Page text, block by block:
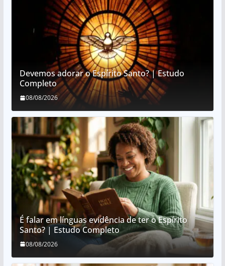
Devemos adorar o Espírito Santo? | Estudo
Completo
08/08/2026
É falar em línguas evidência de ter o Espírito
Santo? | Estudo Completo
08/08/2026